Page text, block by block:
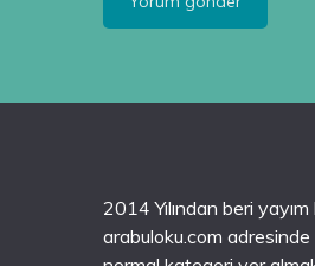
2014 Yılından beri
arabuloku.com